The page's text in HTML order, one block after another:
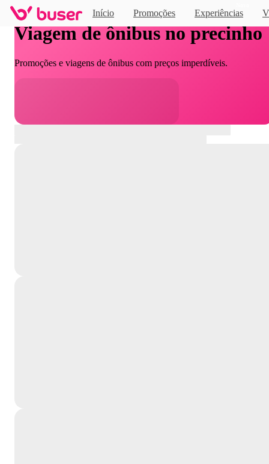
Início Promoções Experiências
Viagem de ônibus no precinho
Promoções e viagens de ônibus com preços imperdíveis.